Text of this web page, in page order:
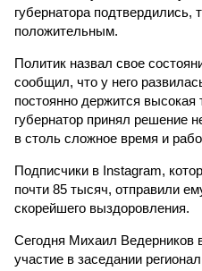
губернатора подтвердились,
положительным.
Политик назвал свое
сообщил, что у него
постоянно держится
губернатор принял решение
в столь сложное время и
Подписчики в Instagram,
почти 85 тысяч, отправили
скорейшего выздоровления.
Сегодня Михаил Ведерников
участие в заседании